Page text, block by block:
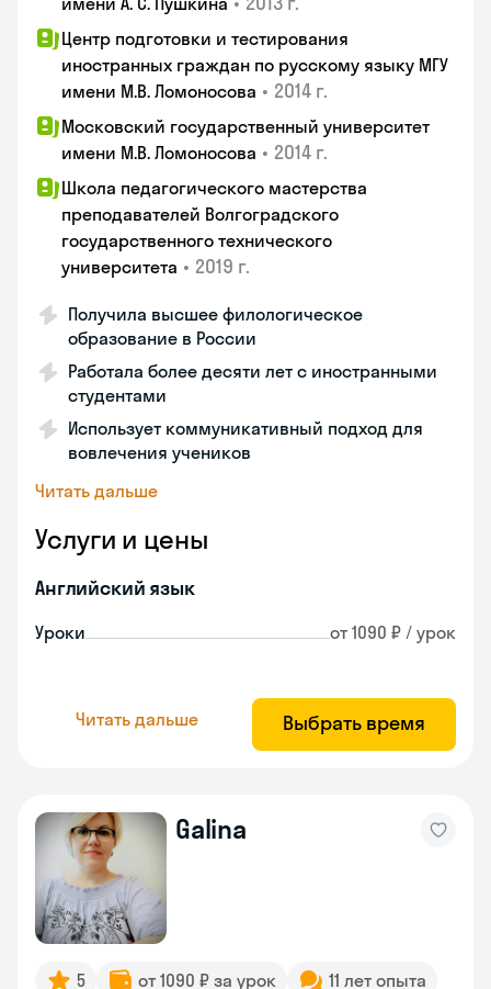
Центр подготовки и тестирования
иностранных граждан по русскому языку МГУ
имени М.В. Ломоносова • 2014 г.
Московский государственный университет
имени М.В. Ломоносова • 2014 г.
Школа педагогического мастерства
преподавателей Волгоградского
государственного технического
университета • 2019 г.
Получила высшее филологическое
образование в России
Работала более десяти лет с иностранными
студентами
Использует коммуникативный подход для
вовлечения учеников
Читать дальше
Услуги и цены
Английский язык
Уроки от 1090 ₽ / урок
Читать дальше Выбрать время
Galina
5 от 1090 ₽ за урок
11 лет опыта